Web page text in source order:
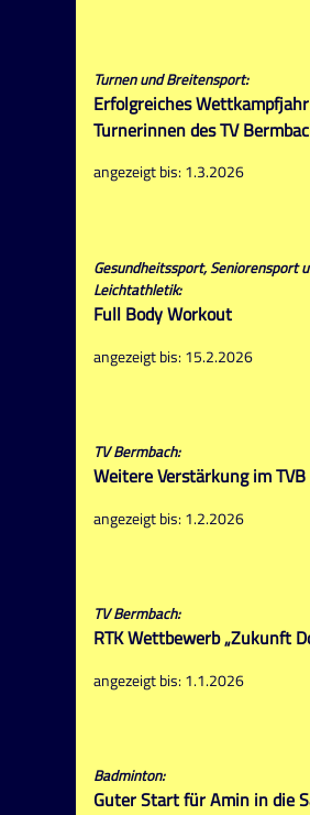
Turnen und Breitensport:
Erfolgreiches
Turnerinnen des TV
angezeigt bis: 1.3.2026
Gesundheitssport, Seniorensport
Leichtathletik:
Full Body Workout
angezeigt bis: 15.2.2026
TV Bermbach:
Weitere Verstärkung im TVB
angezeigt bis: 1.2.2026
TV Bermbach:
RTK Wettbewerb „Zukunft
angezeigt bis: 1.1.2026
Badminton:
Guter Start für Amin in die